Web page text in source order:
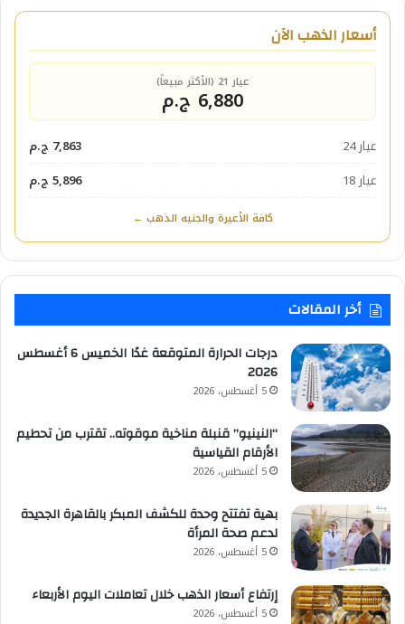
أسعار الذهب الآن
عيار 21 (الأكثر مبيعاً)
6,880 ج.م
عيار 24
7,863 ج.م
عيار 18
5,896 ج.م
كافة الأعيرة والجنيه الذهب ←
أخر المقالات
درجات الحرارة المتوقعة غدًا الخميس 6 أغسطس
2026
5 أغسطس، 2026
“النينيو” قنبلة مناخية موقوته.. تقترب من تحطيم
الأرقام القياسية
5 أغسطس، 2026
بهية تفتتح وحدة للكشف المبكر بالقاهرة الجديدة
لدعم صحة المرأة
5 أغسطس، 2026
إرتفاع أسعار الذهب خلال تعاملات اليوم الأربعاء
5 أغسطس، 2026